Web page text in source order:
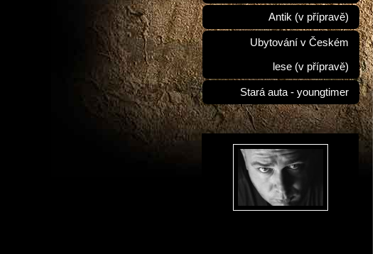
Antik (v přípravě)
Ubytování v Českém
lese (v přípravě)
Stará auta - youngtimer